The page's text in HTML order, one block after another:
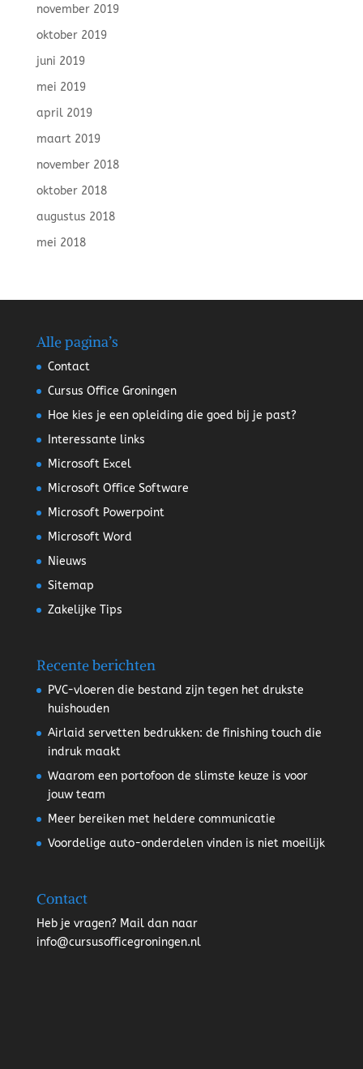
november 2019
oktober 2019
juni 2019
mei 2019
april 2019
maart 2019
november 2018
oktober 2018
augustus 2018
mei 2018
Alle pagina’s
Contact
Cursus Office Groningen
Hoe kies je een opleiding die goed bij je past?
Interessante links
Microsoft Excel
Microsoft Office Software
Microsoft Powerpoint
Microsoft Word
Nieuws
Sitemap
Zakelijke Tips
Recente berichten
PVC-vloeren die bestand zijn tegen het drukste
huishouden
Airlaid servetten bedrukken: de finishing touch die
indruk maakt
Waarom een portofoon de slimste keuze is voor
jouw team
Meer bereiken met heldere communicatie
Voordelige auto-onderdelen vinden is niet moeilijk
Contact
Heb je vragen? Mail dan naar
info@cursusofficegroningen.nl